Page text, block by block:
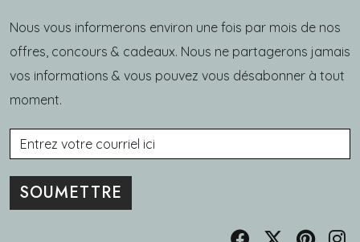
Nous vous informerons environ une fois par mois de nos
offres, concours & cadeaux. Nous ne partagerons jamais
vos informations & vous pouvez vous désabonner à tout
moment.
Courriel